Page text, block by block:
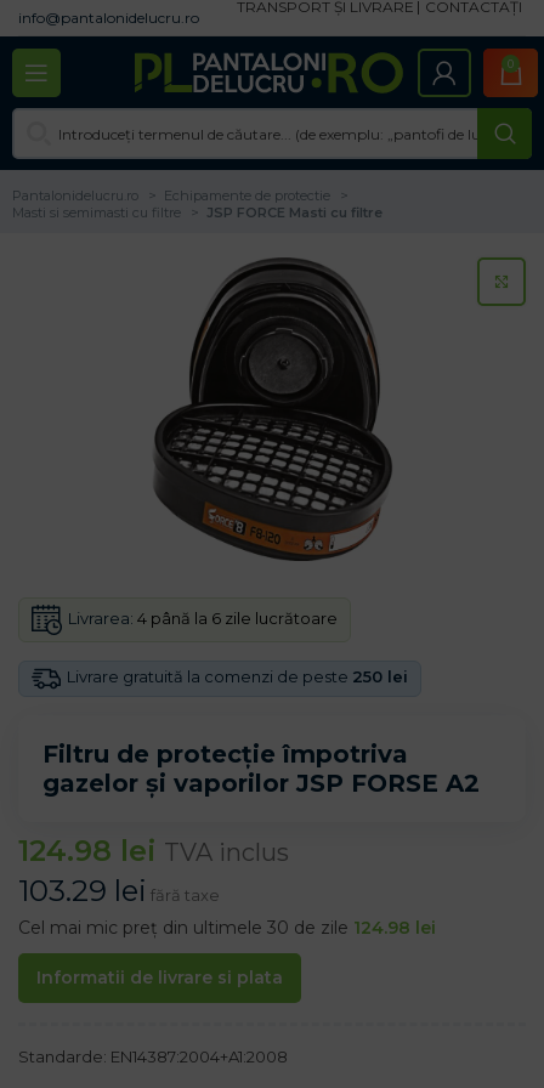
info@pantalonidelucru.ro
TRANSPORT ȘI LIVRARE CONTACTAȚI
0
Pantalonidelucru.ro
Echipamente de protectie
Masti si semimasti cu filtre
JSP FORCE Masti cu filtre
Filtru de protecție împotriva
gazelor și vaporilor JSP FORSE A2
Livrare gratuită la comenzi de peste 250 lei
Livrarea: 4 până la 6 zile lucrătoare
124.98 lei TVA inclus
103.29 lei fără taxe
Cel mai mic preț din ultimele 30 de zile 124.98 lei
Informatii de livrare si plata
Standarde: EN14387:2004+A1:2008